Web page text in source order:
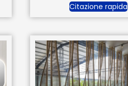
Citazione rapida